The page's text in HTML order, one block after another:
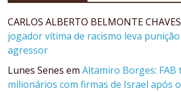
CARLOS ALBERTO BELMONTE CHAVES
jogador vítima de racismo leva
agressor
Lunes Senes emAltamiro Borges:
milionários com firmas de Israel após